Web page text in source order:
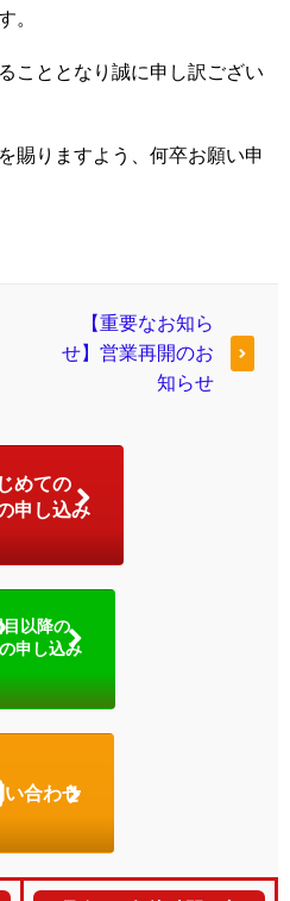
。
こととなり誠に申し訳ござい
賜りますよう、何卒お願い申
【重要なお知ら
せ】営業再開のお
知らせ
めての
申し込み
目以降の
申し込み
い合わせ